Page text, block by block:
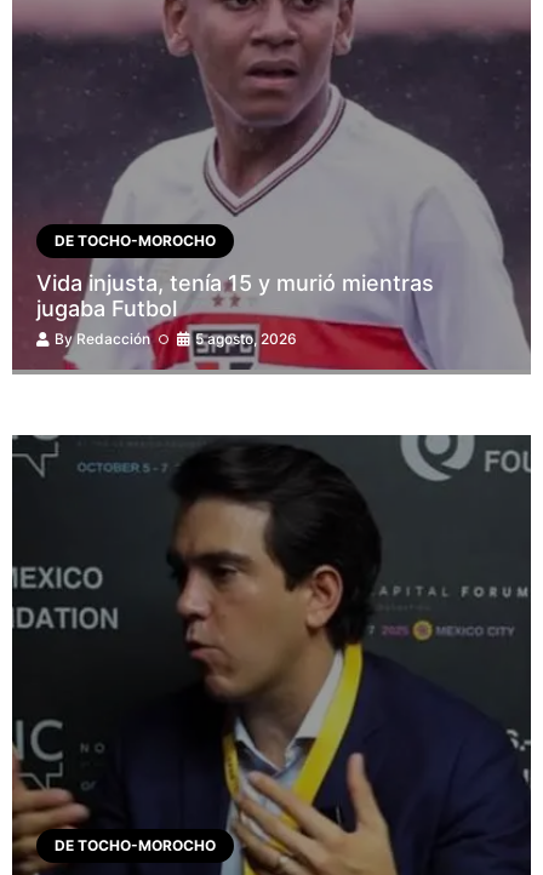
DE TOCHO-MOROCHO
Vida injusta, tenía 15 y murió mientras
jugaba Futbol
ByRedacción 5 agosto, 2026
DE TOCHO-MOROCHO